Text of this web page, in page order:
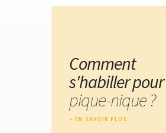
Comment
s'habiller pour
pique-nique ?
EN SAVOIR PLUS